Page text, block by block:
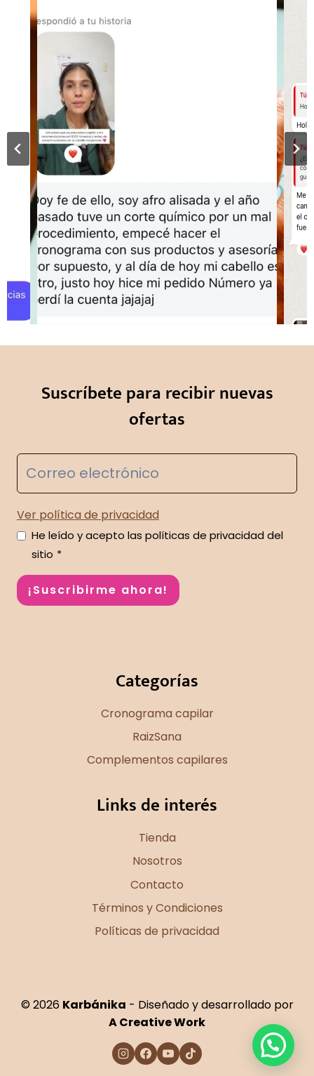
Suscríbete para recibir nuevas
ofertas
Ver política de privacidad
He leído y acepto las políticas de privacidad del
sitio *
¡Suscribirme ahora!
Categorías
Cronograma capilar
RaizSana
Complementos capilares
Links de interés
Tienda
Nosotros
Contacto
Términos y Condiciones
Políticas de privacidad
© 2026 Karbánika - Diseñado y desarrollado por
A Creative Work